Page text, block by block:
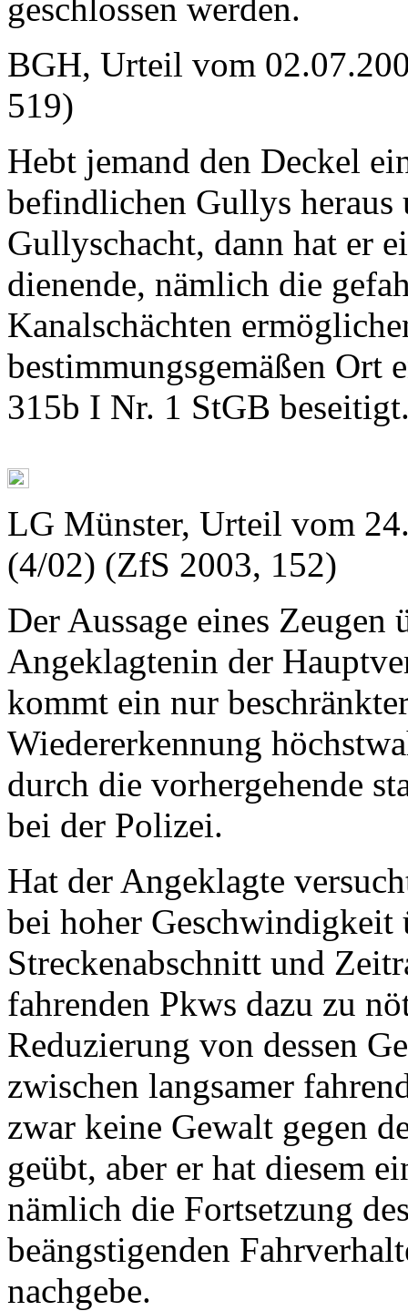
geschlossen werden.
BGH, Urteil vom
519)
Hebt jemand den Deckel
befindlichen Gullys
Gullyschacht, dann hat er
dienende, nämlich die
Kanalschächten
bestimmungsgemäßen Ort
315b I Nr. 1 StGB
LG Münster, Urteil vom
(4/02) (ZfS 2003, 152)
Der Aussage eines Zeugen
Angeklagtenin der
kommt ein nur
Wiedererkennung
durch die vorhergehende
bei der Polizei.
Hat der Angeklagte
bei hoher Geschwindigkeit
Streckenabschnitt und
fahrenden Pkws dazu zu
Reduzierung von dessen
zwischen langsamer
zwar keine Gewalt gegen
geübt, aber er hat diesem
nämlich die Fortsetzung
beängstigenden
nachgebe.